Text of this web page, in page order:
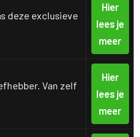
deze exclusieve
Hier
lees je
meer
Van zelf
Hier
lees je
meer